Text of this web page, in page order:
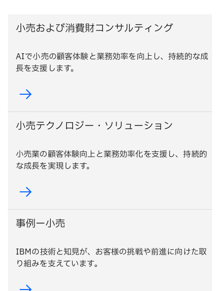
小売および消費財コンサルティング
AIで小売の顧客体験と業務効率を向上し、持続的な成
長を支援します。
小売テクノロジー・ソリューション
小売業の顧客体験向上と業務効率化を支援し、持続的
な成長を実現します。
事例ー小売
IBMの技術と知見が、お客様の挑戦や前進に向けた取
り組みを支えています。